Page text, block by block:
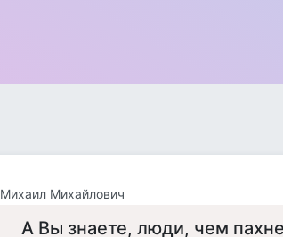
Михаил Михайлович
А Вы знаете, люди, чем